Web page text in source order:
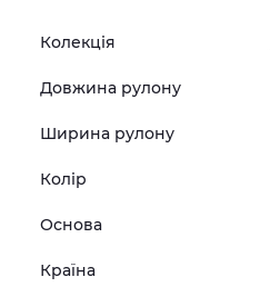
Колекція
Довжина рулону
Ширина рулону
Колір
Основа
Країна